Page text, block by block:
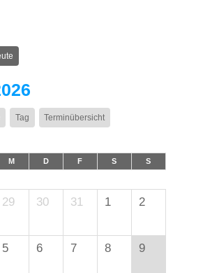
Tag Terminübersicht
M D F S S
29 30 31 1 2
5 6 7 8 9